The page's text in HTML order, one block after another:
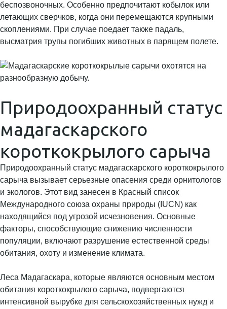
беспозвоночных. Особенно предпочитают кобылок или
летающих сверчков, когда они перемещаются крупными
скоплениями. При случае поедает также падаль,
высматрия трупы погибших животных в парящем полете.
Природоохранный статус
мадагаскарского
короткокрылого сарыча
Природоохранный статус мадагаскарского короткокрылого
сарыча вызывает серьезные опасения среди орнитологов
и экологов. Этот вид занесен в Красный список
Международного союза охраны природы (IUCN) как
находящийся под угрозой исчезновения. Основные
факторы, способствующие снижению численности
популяции, включают разрушение естественной среды
обитания, охоту и изменение климата.
Леса Мадагаскара, которые являются основным местом
обитания короткокрылого сарыча, подвергаются
интенсивной вырубке для сельскохозяйственных нужд и